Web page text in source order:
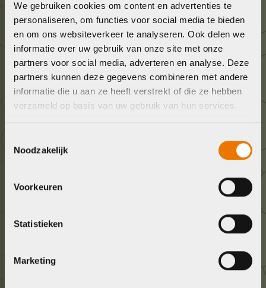
We gebruiken cookies om content en advertenties te
personaliseren, om functies voor social media te bieden
en om ons websiteverkeer te analyseren. Ook delen we
informatie over uw gebruik van onze site met onze
partners voor social media, adverteren en analyse. Deze
partners kunnen deze gegevens combineren met andere
informatie die u aan ze heeft verstrekt of die ze hebben
verzameld op basis van uw gebruik van hun services.
Noodzakelijk
Voorkeuren
Statistieken
Marketing
Graag in contact komen?
Wij staan voor je klaar! Neem contact op via de
onderstaande gegevens.
Stuur ons een e-mail
036 5304422
Kom langs!